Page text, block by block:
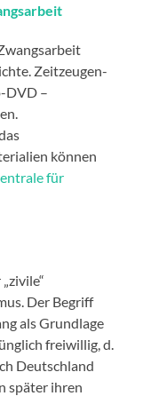
Zeitzeugen-
DVD –
können
für
Der Begriff
als Grundlage
freiwillig, d.
Deutschland
später ihren